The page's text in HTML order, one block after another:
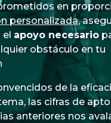
en
personalizada,
apoyo necesario
obstáculo en tu
de la
las cifras de
anteriores nos